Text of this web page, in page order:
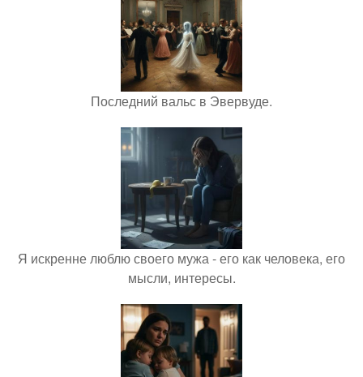
Последний вальс в Эвервуде.
Я искренне люблю своего мужа - его как человека, его
мысли, интересы.